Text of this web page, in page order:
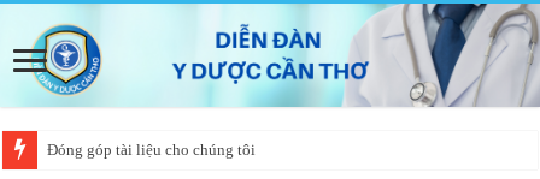
Đóng góp tài liệu cho chúng tôi